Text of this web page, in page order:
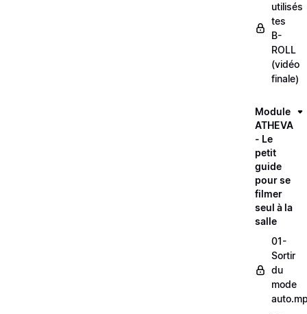
utilisés
tes
B-
ROLL
(vidéo
finale)
Module
ATHEVA
- Le
petit
guide
pour se
filmer
seul à la
salle
01-
Sortir
du
mode